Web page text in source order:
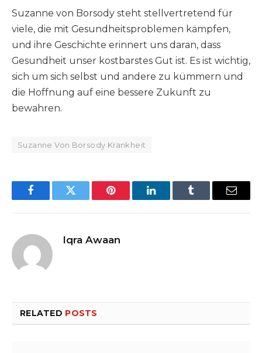
Suzanne von Borsody steht stellvertretend für
viele, die mit Gesundheitsproblemen kämpfen,
und ihre Geschichte erinnert uns daran, dass
Gesundheit unser kostbarstes Gut ist. Es ist wichtig,
sich um sich selbst und andere zu kümmern und
die Hoffnung auf eine bessere Zukunft zu
bewahren.
Suzanne Von Borsody Krankheit
FacebookTwitter Pinterest LinkedInTumblr Email
Iqra Awaan
RELATED POSTS